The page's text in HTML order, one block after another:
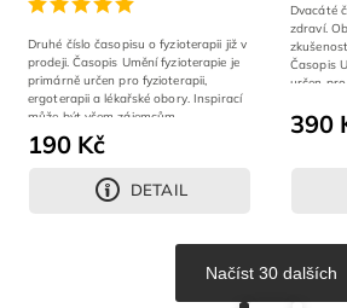
190 Kč
DETAIL
Druhé číslo časopisu o fyzioterapii již v
prodeji. Časopis Umění fyzioterapie je
primárně určen pro fyzioterapii,
ergoterapii a lékařské obory. Inspirací
může být všem zájemcům...
390
Dvacáté
zdraví.
Časopis
určen pro
Načíst 30 dalších